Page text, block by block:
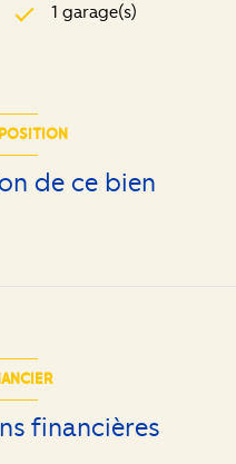
1 garage(s)
de ce bien
financières